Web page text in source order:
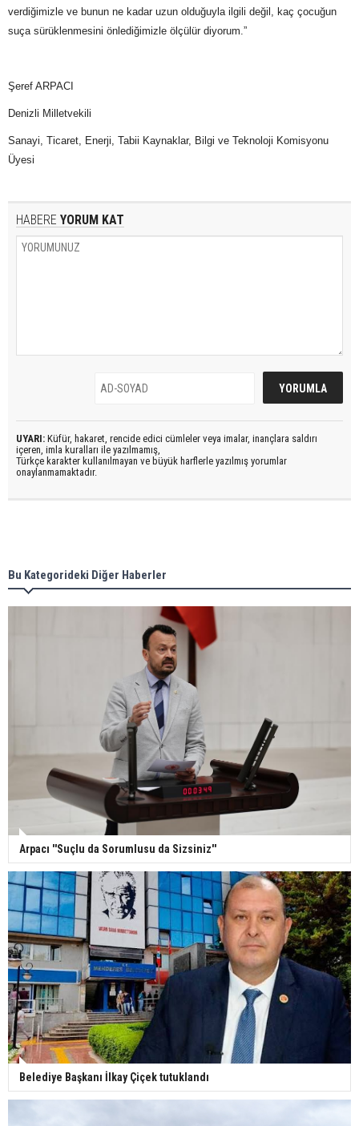
verdiğimizle ve bunun ne kadar uzun olduğuyla ilgili değil, kaç çocuğun
suça sürüklenmesini önlediğimizle ölçülür diyorum.”
Şeref ARPACI
Denizli Milletvekili
Sanayi, Ticaret, Enerji, Tabii Kaynaklar, Bilgi ve Teknoloji Komisyonu
Üyesi
HABERE YORUM KAT
UYARI: Küfür, hakaret, rencide edici cümleler veya imalar, inançlara saldırı
içeren, imla kuralları ile yazılmamış,
Türkçe karakter kullanılmayan ve büyük harflerle yazılmış yorumlar
onaylanmamaktadır.
Bu Kategorideki Diğer Haberler
Arpacı ''Suçlu da Sorumlusu da Sizsiniz''
Belediye Başkanı İlkay Çiçek tutuklandı